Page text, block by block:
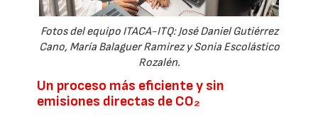
Fotos del equipo ITACA-ITQ: José Daniel Gutiérrez
Cano, María Balaguer Ramirez y Sonia Escolástico
Rozalén.
Un proceso más eficiente y sin
emisiones directas de CO₂